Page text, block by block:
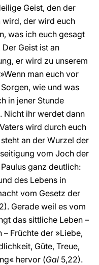
Geist, den der
wird, der wird euch
was ich euch gesagt
Der Geist ist an
er wird zu unserem
man euch vor
wie und was
in jener Stunde
Nicht ihr werdet dann
wird durch euch
an der Wurzel der
vom Joch der
ganz deutlich:
des Lebens in
vom Gesetz der
Gerade weil es vom
das sittliche Leben –
– Früchte der »Liebe,
Güte, Treue,
hervor (Gal 5,22).